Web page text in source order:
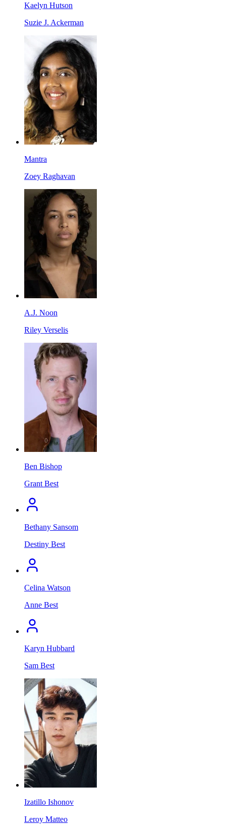
Kaelyn Hutson
Suzie J. Ackerman
Mantra
Zoey Raghavan
A.J. Noon
Riley Verselis
Ben Bishop
Grant Best
Bethany Sansom
Destiny Best
Celina Watson
Anne Best
Karyn Hubbard
Sam Best
Izatillo Ishonov
Leroy Matteo